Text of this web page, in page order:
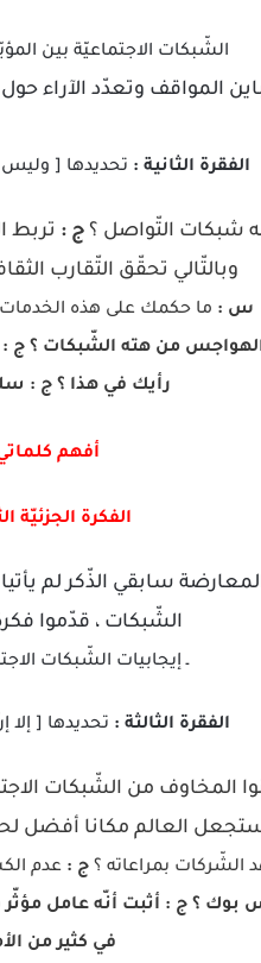
الشّبكات الاجتماعيّة بين
المواقف وتعدّد الآراء
الفقرة الثانية : تحديدها [
شبكات التّواصل ؟ ج : تربط
وبالتّالي تحقّق التّقارب
س : ما حكمك على هذه
من هته الشّبكات ؟ ج :
رأيك في هذا ؟ ج :
أفهم
الفكرة الجزئيّة
والمعارضة سابقي الذّكر لم
الشّبكات ، قدّموا
ـ إيجابيات الشّبكات
الفقرة الثالثة : تحديدها [ إلا
المخاوف من الشّبكات
العالم مكانا أفضل
الشّركات بمراعاته ؟ج : عدم
بوك ؟ج : أثبت أنّه عامل
في كثير من